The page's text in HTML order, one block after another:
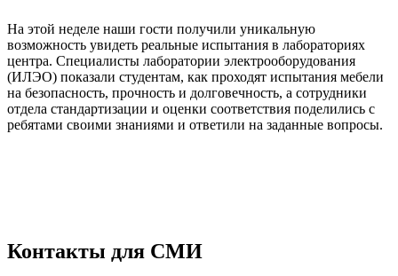
На этой неделе наши гости получили уникальную
возможность увидеть реальные испытания в лабораториях
центра. Специалисты лаборатории электрооборудования
(ИЛЭО) показали студентам, как проходят испытания мебели
на безопасность, прочность и долговечность, а сотрудники
отдела стандартизации и оценки соответствия поделились с
ребятами своими знаниями и ответили на заданные вопросы.
Контакты для СМИ